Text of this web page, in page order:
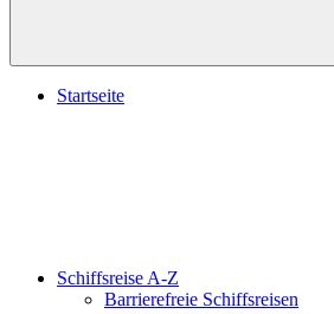
Startseite
Schiffsreise A-Z
Barrierefreie Schiffsreisen